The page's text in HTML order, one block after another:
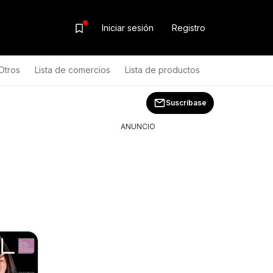
Iniciar sesión Registro
Lista de comercios Lista de productos
Suscríbase
ANUNCIO